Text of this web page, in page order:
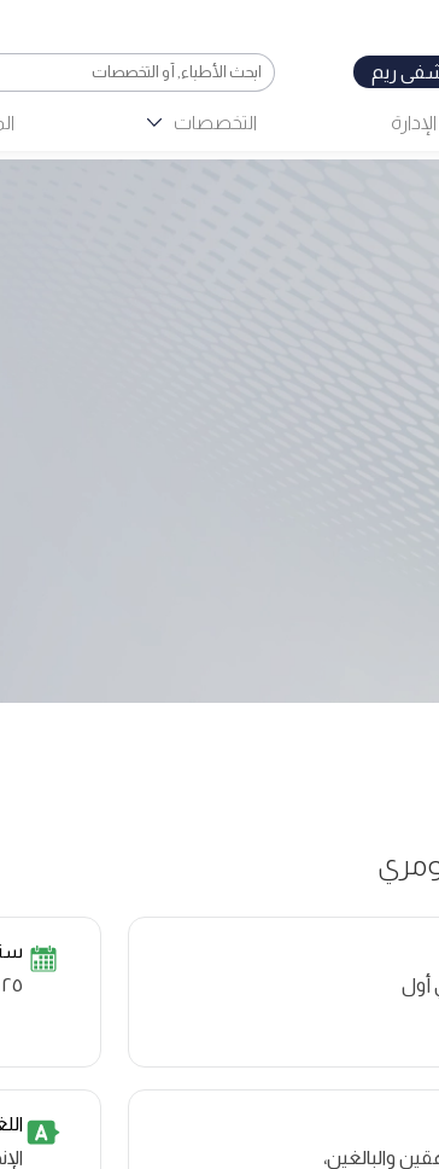
ريم
التخصصات
أول
٢٥ سنة خبرة
والبالغين،